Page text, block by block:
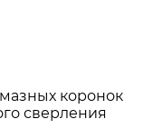
коронок
сверления